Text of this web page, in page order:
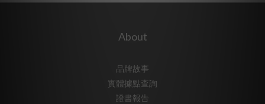
About
品牌故事
實體據點查詢
證書報告